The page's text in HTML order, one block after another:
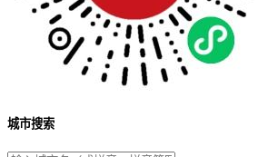
城市搜索